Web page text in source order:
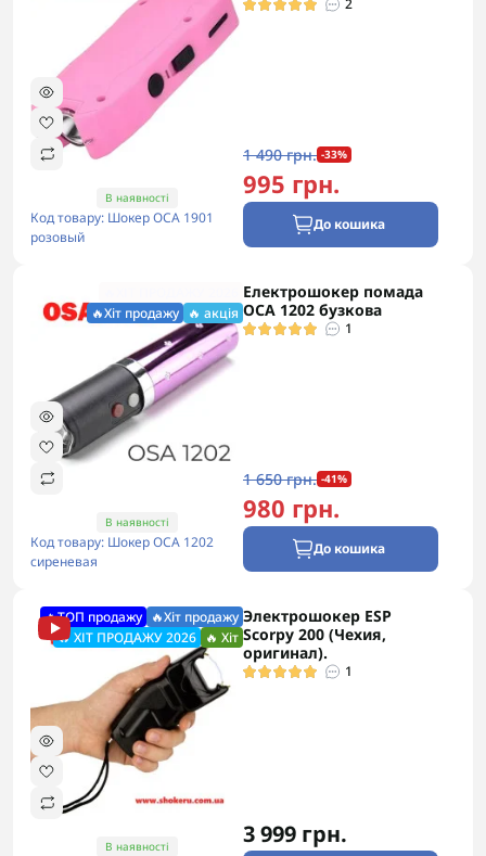
В наявності
Код товару: Шокер ОСА 1901
розовый
2
1 490 грн. -33%
995 грн.
До кошика
🔥Хіт продажу 🔥 акція
В наявності
Код товару: Шокер ОСА 1202
сиреневая
Електрошокер помада
ОСА 1202 бузкова
1
1 650 грн. -41%
980 грн.
До кошика
🔥ТОП продажу 🔥Хіт продажу
🔥 ХІТ ПРОДАЖУ 2026 🔥 Хіт
В наявності
Электрошокер ESP
Scorpy 200 (Чехия,
оригинал).
1
3 999 грн.